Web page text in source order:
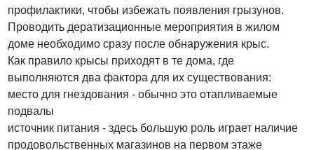
профилактики, чтобы избежать появления грызунов.
Проводить дератизационные мероприятия в жилом
доме необходимо сразу после обнаружения крыс.
Как правило крысы приходят в те дома, где
выполняются два фактора для их существования:
место для гнездования - обычно это отапливаемые
подвалы
источник питания - здесь большую роль играет наличие
продовольственных магазинов на первом этаже